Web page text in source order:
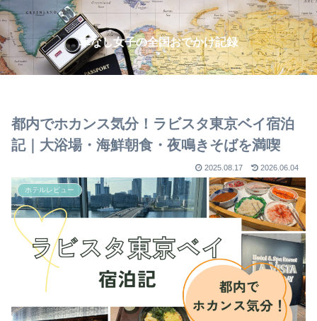
車なし女子の全国おでかけ記録
都内でホカンス気分！ラビスタ東京ベイ宿泊
記｜大浴場・海鮮朝食・夜鳴きそばを満喫
2025.08.17 2026.06.04
ホテルレビュー